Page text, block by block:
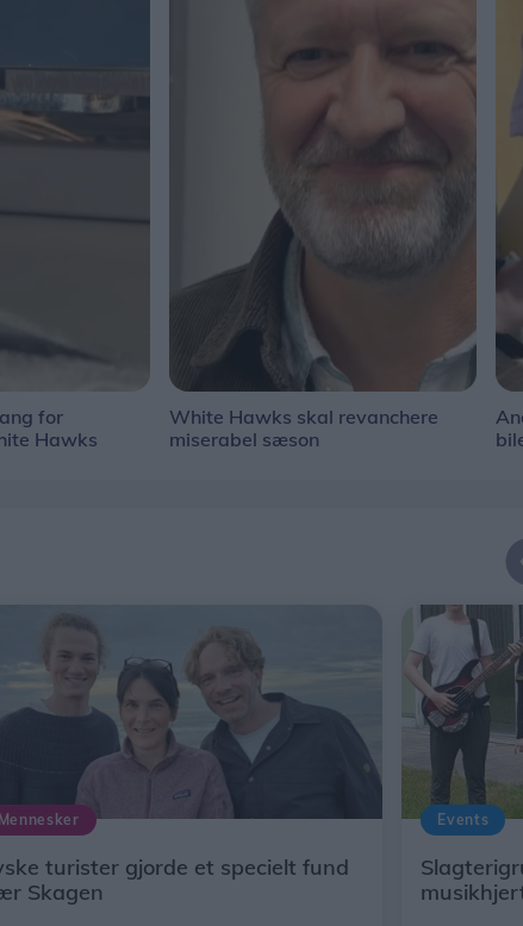
for
Hawks
White Hawks skal revanchere
miserabel sæson
Mennesker
turister gjorde et specielt fund
Skagen
Events